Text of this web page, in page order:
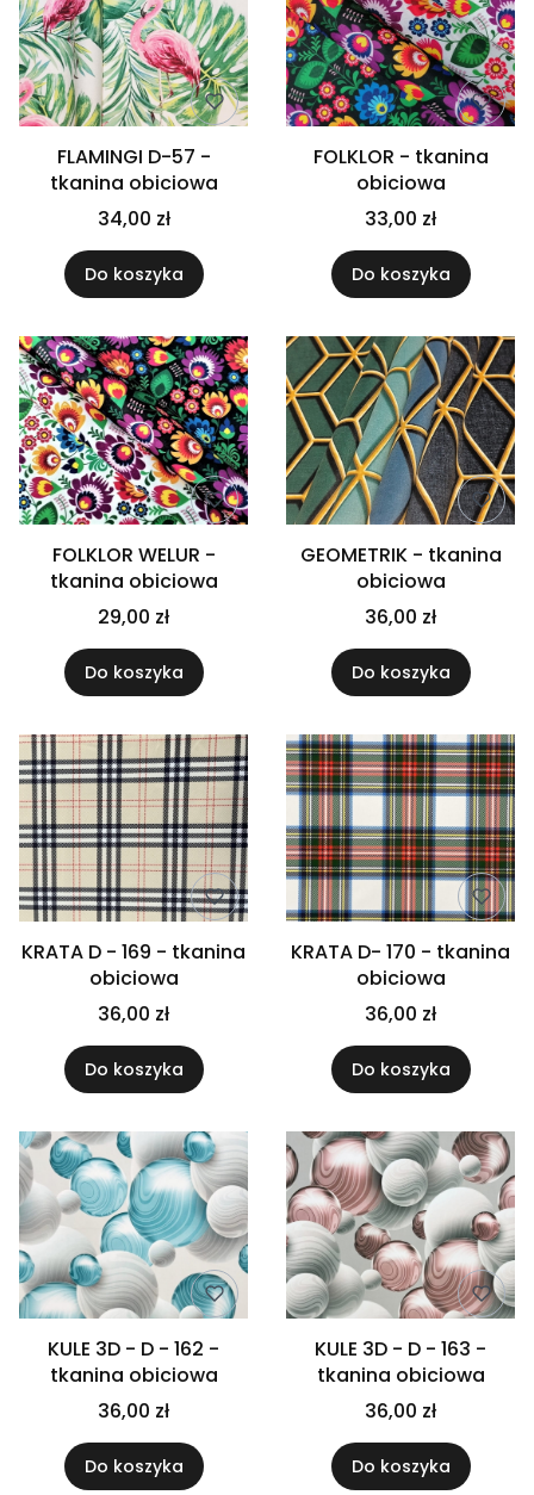
FLAMINGI D-57 -
tkanina obiciowa
34,00 zł
Do koszyka
FOLKLOR - tkanina
obiciowa
33,00 zł
Do koszyka
FOLKLOR WELUR -
tkanina obiciowa
29,00 zł
Do koszyka
GEOMETRIK - tkanina
obiciowa
36,00 zł
Do koszyka
KRATA D - 169 - tkanina
obiciowa
36,00 zł
Do koszyka
KRATA D- 170 - tkanina
obiciowa
36,00 zł
Do koszyka
KULE 3D - D - 162 -
tkanina obiciowa
36,00 zł
Do koszyka
KULE 3D - D - 163 -
tkanina obiciowa
36,00 zł
Do koszyka